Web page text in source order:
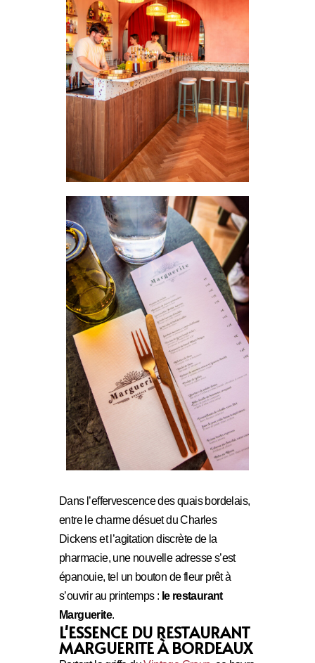
Dans l’effervescence des quais bordelais,
entre le charme désuet du Charles
Dickens et l’agitation discrète de la
pharmacie, une nouvelle adresse s’est
épanouie, tel un bouton de fleur prêt à
s’ouvrir au printemps : le restaurant
Marguerite.
L'ESSENCE DU RESTAURANT
MARGUERITE À BORDEAUX